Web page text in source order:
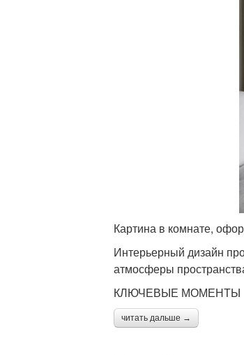
Картина в комнате,
Интерьерный дизайн
атмосферы
КЛЮЧЕВЫЕ МОМЕНТЫ
читать дальше →